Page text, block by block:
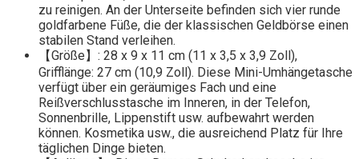
zu reinigen. An der Unterseite befinden sich vier runde
goldfarbene Füße, die der klassischen Geldbörse einen
stabilen Stand verleihen.
【Größe】: 28 x 9 x 11 cm (11 x 3,5 x 3,9 Zoll),
Grifflänge: 27 cm (10,9 Zoll). Diese Mini-Umhängetasche
verfügt über ein geräumiges Fach und eine
Reißverschlusstasche im Inneren, in der Telefon,
Sonnenbrille, Lippenstift usw. aufbewahrt werden
können. Kosmetika usw., die ausreichend Platz für Ihre
täglichen Dinge bieten.